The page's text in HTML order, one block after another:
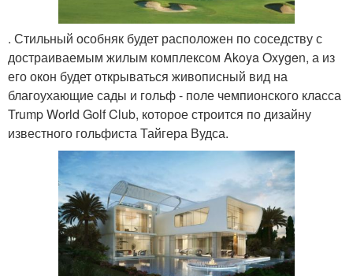
. Стильный особняк будет расположен по соседству с
достраиваемым жилым комплексом Akoya Oxygen, а из
его окон будет открываться живописный вид на
благоухающие сады и гольф - поле чемпионского класса
Trump World Golf Club, которое строится по дизайну
известного гольфиста Тайгера Вудса.